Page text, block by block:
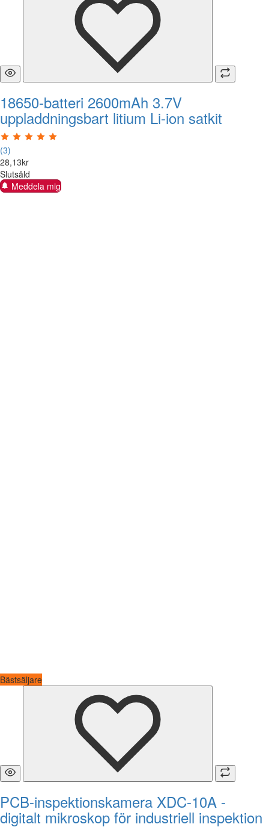
18650-batteri 2600mAh 3.7V
uppladdningsbart litium Li-ion satkit
(3)
28,13kr
Slutsåld
Meddela mig
Bästsäljare
PCB-inspektionskamera XDC-10A -
digitalt mikroskop för industriell inspektion